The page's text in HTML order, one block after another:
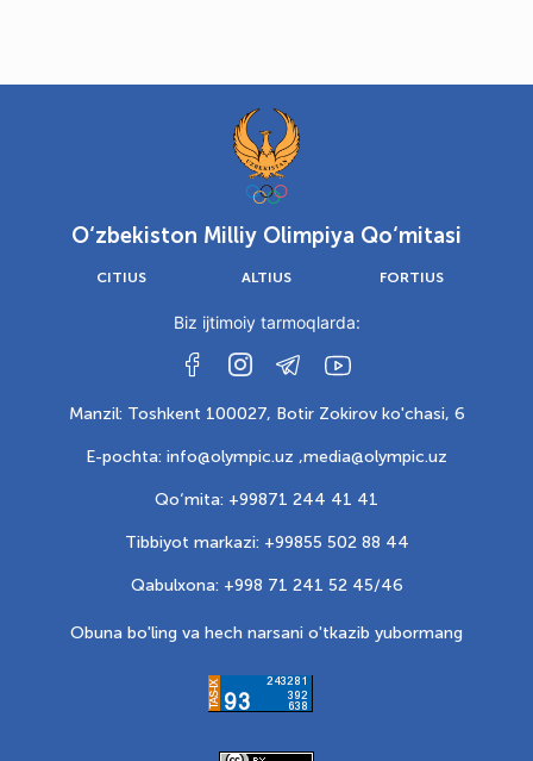
O‘zbekiston Milliy Olimpiya Qo‘mitasi
CITIUS ALTIUS FORTIUS
Biz ijtimoiy tarmoqlarda:
Manzil: Toshkent 100027, Botir Zokirov ko'chasi, 6
E-pochta: info@olympic.uz ,media@olympic.uz
Qo‘mita: +99871 244 41 41
Tibbiyot markazi: +99855 502 88 44
Qabulxona: +998 71 241 52 45/46
Obuna bo'ling va hech narsani o'tkazib yubormang